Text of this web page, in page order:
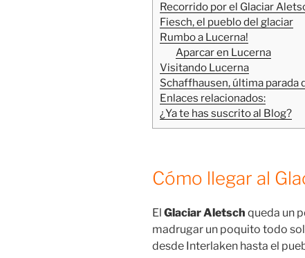
Recorrido por el Glaciar
Fiesch, el pueblo del glaciar
Rumbo a Lucerna!
Aparcar en Lucerna
Visitando Lucerna
Schaffhausen, última parada
Enlaces relacionados:
¿Ya te has suscrito al Blog?
Cómo llegar al
El Glaciar Aletsch queda un
madrugar un poquito todo
desde Interlaken hasta el